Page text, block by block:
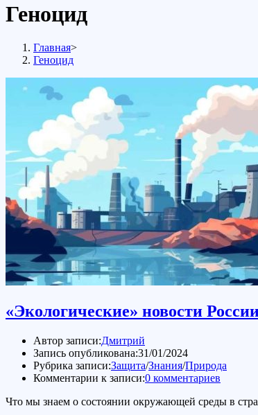
Геноцид
Главная>
Геноцид
«Экологические» новости
Автор записи:Дмитрий
Запись опубликована:31/01/2024
Рубрика записи:Защита/Знания/Природа
Комментарии к записи:0 комментариев
Что мы знаем о состоянии окружающей среды в